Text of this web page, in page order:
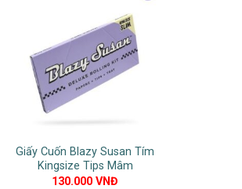
Giấy Cuốn Blazy Susan Tím
Kingsize Tips Mâm
130.000VNĐ